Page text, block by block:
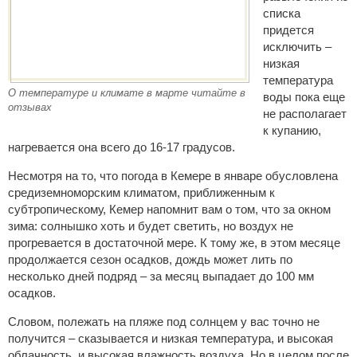
О температуре и климате в марте читайте в
отзывах
списка
придется
исключить –
низкая
температура
воды пока еще
не располагает
к купанию,
нагревается она всего до 16-17 градусов.
Несмотря на то, что погода в Кемере в январе обусловлена
средиземноморским климатом, приближенным к
субтропическому, Кемер напомнит вам о том, что за окном
зима: солнышко хоть и будет светить, но воздух не
прогревается в достаточной мере. К тому же, в этом месяце
продолжается сезон осадков, дождь может лить по
несколько дней подряд – за месяц выпадает до 100 мм
осадков.
Словом, полежать на пляже под солнцем у вас точно не
получится – сказывается и низкая температура, и высокая